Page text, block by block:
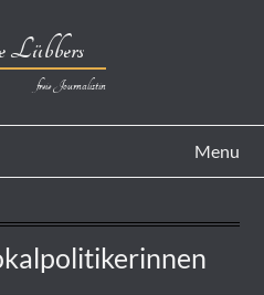
Lübbers
freie Journalistin
Menu